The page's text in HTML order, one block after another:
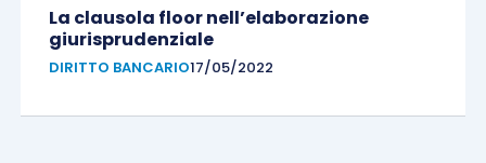
La clausola floor nell’elaborazione
giurisprudenziale
DIRITTO BANCARIO17/05/2022